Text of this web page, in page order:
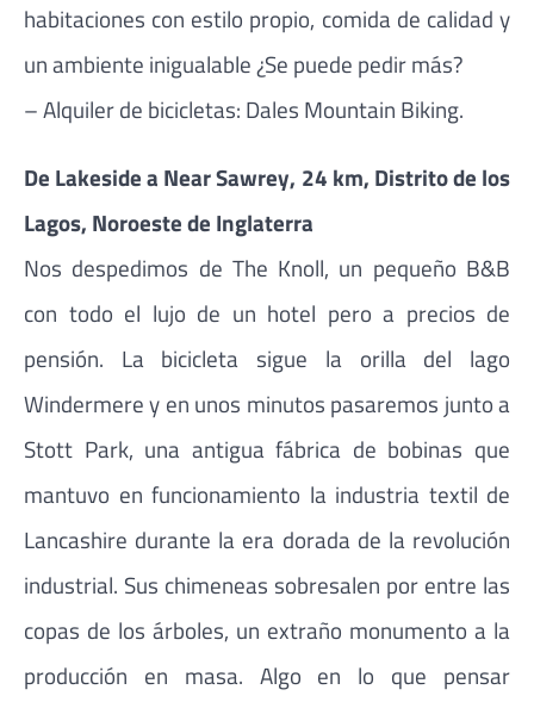
habitaciones con estilo propio, comida de calidad y
un ambiente inigualable ¿Se puede pedir más?
– Alquiler de bicicletas: Dales Mountain Biking.
De Lakeside a Near Sawrey, 24 km, Distrito de los
Lagos, Noroeste de Inglaterra
Nos despedimos de The Knoll, un pequeño B&B
con todo el lujo de un hotel pero a precios de
pensión. La bicicleta sigue la orilla del lago
Windermere y en unos minutos pasaremos junto a
Stott Park, una antigua fábrica de bobinas que
mantuvo en funcionamiento la industria textil de
Lancashire durante la era dorada de la revolución
industrial. Sus chimeneas sobresalen por entre las
copas de los árboles, un extraño monumento a la
producción en masa. Algo en lo que pensar